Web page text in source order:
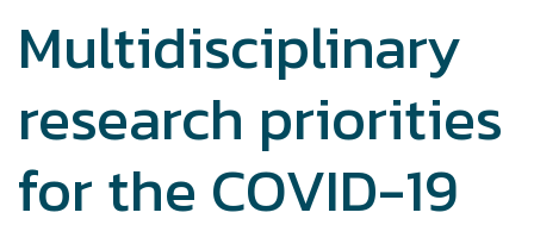
Multidisciplinary
research priorities
for the COVID-19